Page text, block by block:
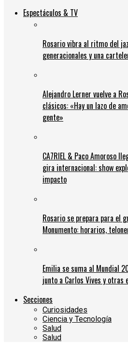
Espectáculos & TV
Rosario vibra al ritmo del
generacionales y una
Alejandro Lerner vuelve a
clásicos: «Hay un lazo de
gente»
CA7RIEL & Paco Amoroso
gira internacional: show
impacto
Rosario se prepara para el
Monumento: horarios,
Emilia se suma al Mundial
junto a Carlos Vives y
Secciones
Curiosidades
Ciencia y Tecnología
Salud
Salud